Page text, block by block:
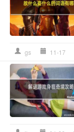
gs 11-17